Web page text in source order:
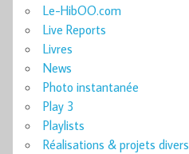
Le-HibOO.com
Live Reports
Livres
News
Photo instantanée
Play 3
Playlists
Réalisations & projets divers